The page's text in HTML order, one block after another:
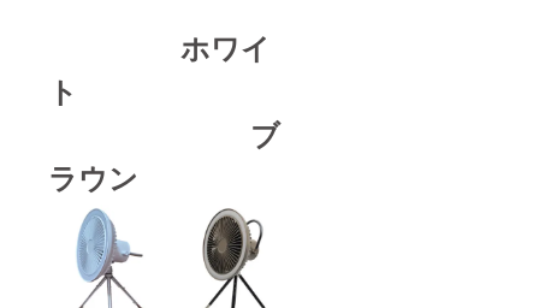
ホワイ
ト
ブ
ラウン